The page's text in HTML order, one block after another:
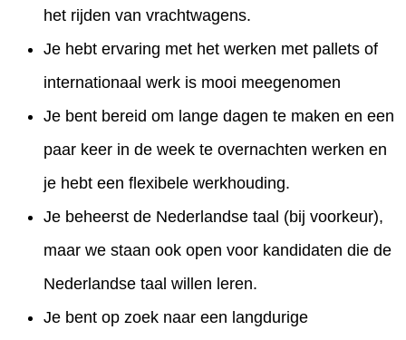
het rijden van vrachtwagens.
Je hebt ervaring met het werken met pallets of
internationaal werk is mooi meegenomen
Je bent bereid om lange dagen te maken en een
paar keer in de week te overnachten werken en
je hebt een flexibele werkhouding.
Je beheerst de Nederlandse taal (bij voorkeur),
maar we staan ook open voor kandidaten die de
Nederlandse taal willen leren.
Je bent op zoek naar een langdurige